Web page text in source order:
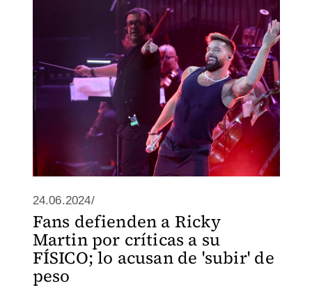
24.06.2024/
Fans defienden a Ricky
Martin por críticas a su
FÍSICO; lo acusan de 'subir' de
peso